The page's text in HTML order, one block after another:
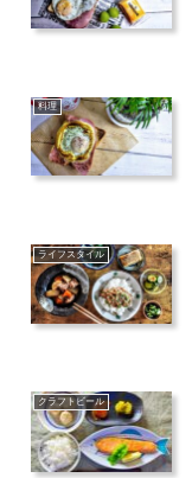
料理
ライフスタイル
クラフトビール